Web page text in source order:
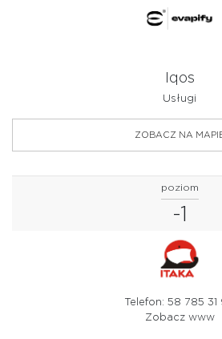
Iqos
Usługi
ZOBACZ NA
poziom
-1
Telefon: 58 785 31
Zobacz www